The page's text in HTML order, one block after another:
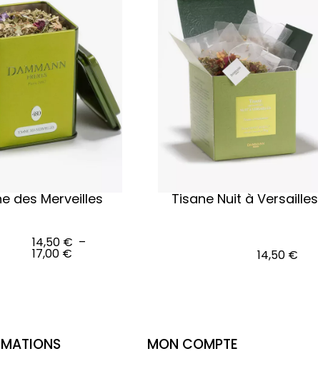
des Merveilles
14,50 € –
17,00 €
Tisane Nuit à Versailles
14,50 €
MON COMPTE